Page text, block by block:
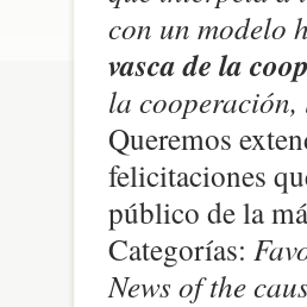
con un modelo
vasca de la
la
Queremos
felicitaciones
público de la
Categorías:
News of the